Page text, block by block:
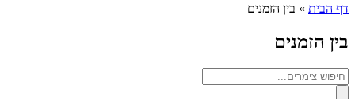
דף הבית » בין הזמנים
בין הזמנים
Search
...